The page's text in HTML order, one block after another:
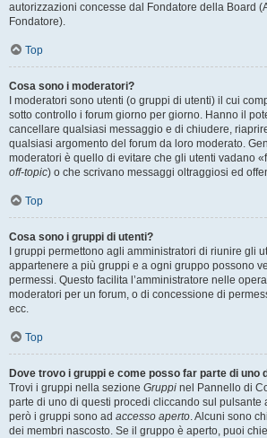
autorizzazioni concesse dal Fondatore della Board
Fondatore).
Top
Cosa sono i moderatori?
I moderatori sono utenti (o gruppi di utenti) il cui
sotto controllo i forum giorno per giorno. Hanno il
cancellare qualsiasi messaggio e di chiudere,
qualsiasi argomento del forum da loro moderato.
moderatori è quello di evitare che gli utenti vadano
off-topic) o che scrivano messaggi oltraggiosi ed
Top
Cosa sono i gruppi di utenti?
I gruppi permettono agli amministratori di riunire gli
appartenere a più gruppi e a ogni gruppo possono
permessi. Questo facilita l’amministratore nelle
moderatori per un forum, o di concessione di
ecc.
Top
Dove trovo i gruppi e come posso far parte di uno
Trovi i gruppi nella sezione Gruppi nel Pannello di
parte di uno di questi procedi cliccando sul pulsante
però i gruppi sono ad accesso aperto. Alcuni sono
dei membri nascosto. Se il gruppo è aperto, puoi